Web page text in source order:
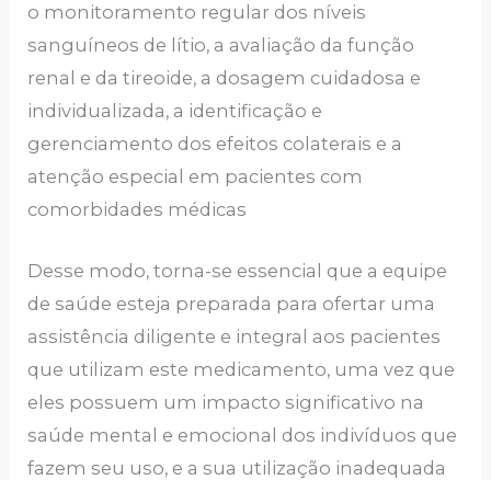
o monitoramento regular dos níveis
sanguíneos de lítio, a avaliação da função
renal e da tireoide, a dosagem cuidadosa e
individualizada, a identificação e
gerenciamento dos efeitos colaterais e a
atenção especial em pacientes com
comorbidades médicas
Desse modo, torna-se essencial que a equipe
de saúde esteja preparada para ofertar uma
assistência diligente e integral aos pacientes
que utilizam este medicamento, uma vez que
eles possuem um impacto significativo na
saúde mental e emocional dos indivíduos que
fazem seu uso, e a sua utilização inadequada